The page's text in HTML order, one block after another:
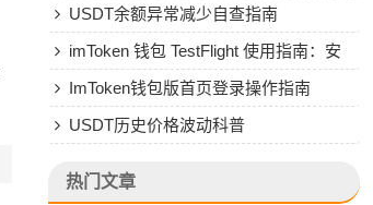
USDT余额异常减少自查指南
imToken 钱包 TestFlight 使用指南：安
全安装与风险防范
ImToken钱包版首页登录操作指南
USDT历史价格波动科普
热门文章